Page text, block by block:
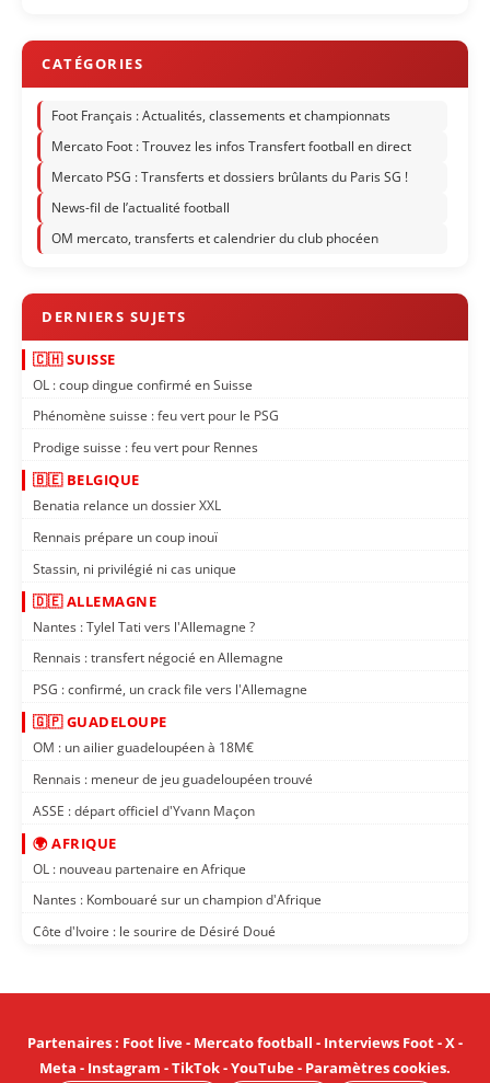
Foot Français : Actualités, classements et championnats
Mercato Foot : Trouvez les infos Transfert football en direct
Mercato PSG : Transferts et dossiers brûlants du Paris SG !
News-fil de l’actualité football
OM mercato, transferts et calendrier du club phocéen
🇨🇭 SUISSE
OL : coup dingue confirmé en Suisse
Phénomène suisse : feu vert pour le PSG
Prodige suisse : feu vert pour Rennes
🇧🇪 BELGIQUE
Benatia relance un dossier XXL
Rennais prépare un coup inouï
Stassin, ni privilégié ni cas unique
🇩🇪 ALLEMAGNE
Nantes : Tylel Tati vers l'Allemagne ?
Rennais : transfert négocié en Allemagne
PSG : confirmé, un crack file vers l'Allemagne
🇬🇵 GUADELOUPE
OM : un ailier guadeloupéen à 18M€
Rennais : meneur de jeu guadeloupéen trouvé
ASSE : départ officiel d'Yvann Maçon
🌍 AFRIQUE
OL : nouveau partenaire en Afrique
Nantes : Kombouaré sur un champion d'Afrique
Côte d'Ivoire : le sourire de Désiré Doué
Partenaires: Foot live- Mercato football - Interviews Foot-X-
Meta - Instagram -TikTok-YouTube- Paramètres cookies.